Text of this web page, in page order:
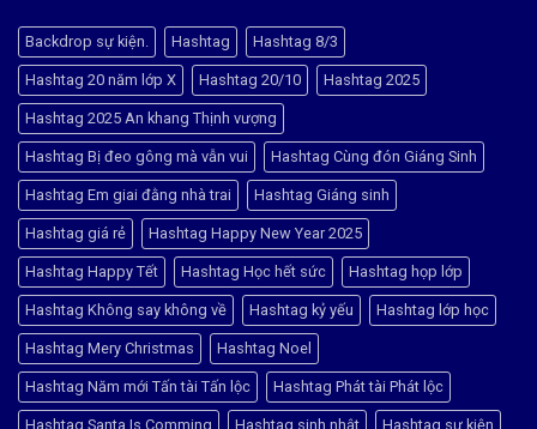
Xuân
Bắc
–
Giao
Nhanh,
Giá
Linh
Đàm:
Hướng
Dẫn
Tìm
1
Địa
Chỉ
Uy
Tín
Nhất
Backdrop sự kiện. Hashtag Hashtag 8/3
Hashtag 20 năm lớp X Hashtag 20/10 Hashtag 2025
Hashtag 2025 An khang Thịnh vượng
Hashtag Bị đeo gông mà vẫn vui Hashtag Cùng đón Giáng Sinh
Hashtag Em giai đằng nhà trai Hashtag Giáng sinh
Hashtag giá rẻ Hashtag Happy New Year 2025
Hashtag Happy Tết Hashtag Học hết sức Hashtag họp lớp
Hashtag Không say không về Hashtag kỷ yếu Hashtag lớp học
Hashtag Mery Christmas Hashtag Noel
Hashtag Năm mới Tấn tài Tấn lộc Hashtag Phát tài Phát lộc
Hashtag Santa Is Comming Hashtag sinh nhật Hashtag sự kiện